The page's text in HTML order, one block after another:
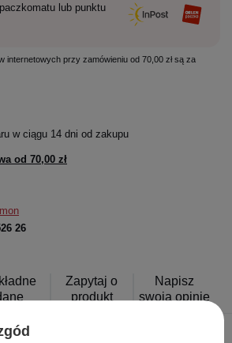
lub punktu
internetowych przy zamówieniu od 70,00 zł są za
w ciągu 14 dni od zakupu
od 70,00 zł
26
Zapytaj o
produkt
Napisz
swoją opinię